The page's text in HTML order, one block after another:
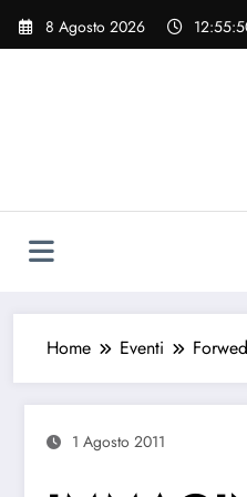
Vai
8 Agosto 2026
Home Eventi
1 Agosto 2011